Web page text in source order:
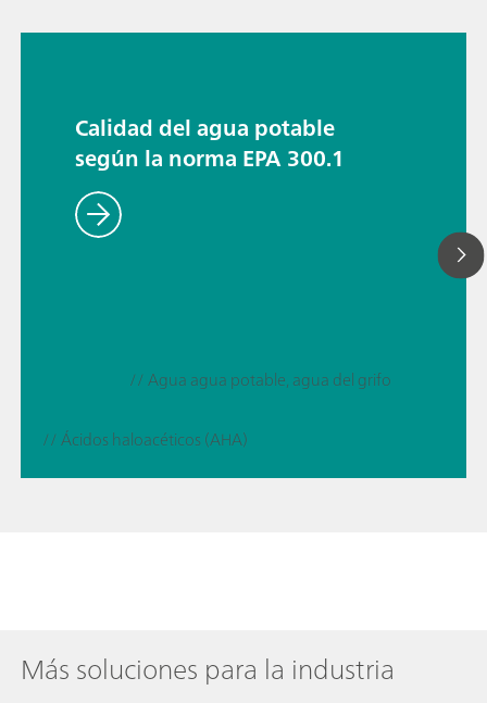
Calidad del agua potable
según la norma EPA 300.1
// Agua agua potable, agua del grifo
// Ácidos haloacéticos (AHA)
Más soluciones para la industria